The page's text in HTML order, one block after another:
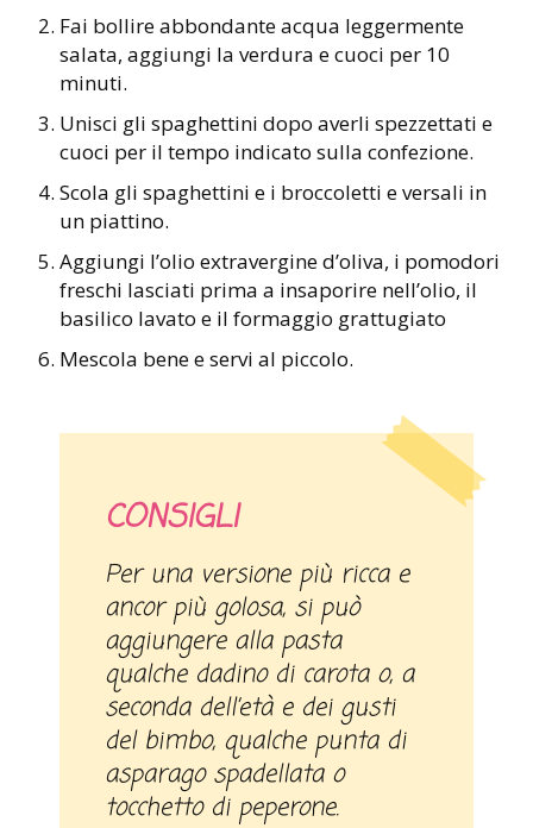
Fai bollire abbondante acqua leggermente
salata, aggiungi la verdura e cuoci per 10
minuti.
Unisci gli spaghettini dopo averli spezzettati e
cuoci per il tempo indicato sulla confezione.
Scola gli spaghettini e i broccoletti e versali in
un piattino.
Aggiungi l’olio extravergine d’oliva, i pomodori
freschi lasciati prima a insaporire nell’olio, il
basilico lavato e il formaggio grattugiato
Mescola bene e servi al piccolo.
CONSIGLI
Per una versione più ricca e
ancor più golosa, si può
aggiungere alla pasta
qualche dadino di carota o, a
seconda dell’età e dei gusti
del bimbo, qualche punta di
asparago spadellata o
tocchetto di peperone.